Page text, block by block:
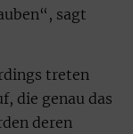
sagt
treten
die genau das
deren